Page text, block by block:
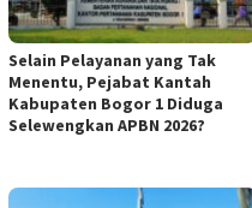
Selain Pelayanan yang Tak
Menentu, Pejabat Kantah
Kabupaten Bogor 1 Diduga
Selewengkan APBN 2026?